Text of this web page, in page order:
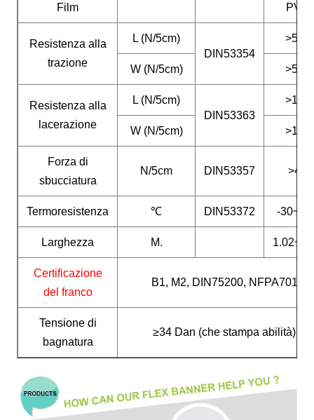
Film PVC
Resistenza alla
trazione
L (N/5cm)
DIN53354
>500
W (N/5cm) >500
Resistenza alla
lacerazione
L (N/5cm)
DIN53363
>130
W (N/5cm) >130
Forza di
sbucciatura
N/5cm DIN53357 >40
Termoresistenza ℃ DIN53372 -
Larghezza M.
Certificazione
del franco
B1, M2, DIN75200, NFPA701
Tensione di
bagnatura
≥34 Dan (che stampa abilità)